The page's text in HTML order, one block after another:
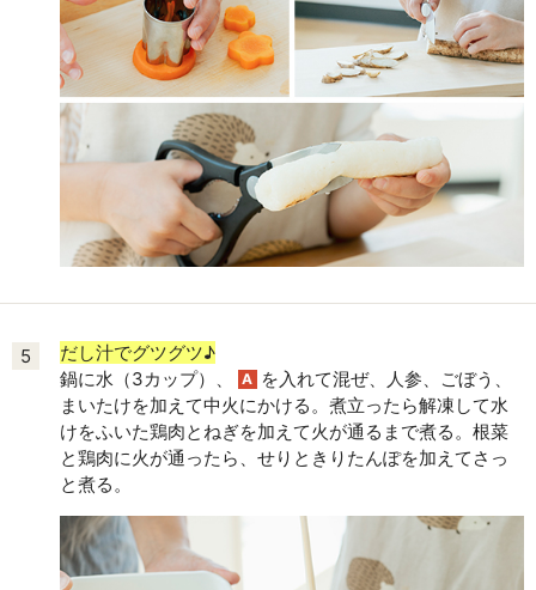
5
だし汁でグツグツ♪
鍋に水（3カップ）、
A を入れて混ぜ、人参、ごぼう、
まいたけを加えて中火にかける。煮立ったら解凍して水
けをふいた鶏肉とねぎを加えて火が通るまで煮る。根菜
と鶏肉に火が通ったら、せりときりたんぽを加えてさっ
と煮る。